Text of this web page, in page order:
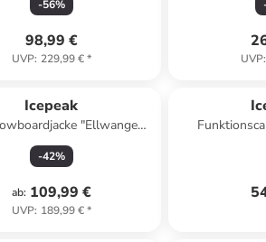
-56%
98,99 €
UVP: 229,99 €* UVP:
Icepeak
"Ellwangen"
in Schwarz
-42%
ab: 109,99 €
UVP: 189,99 €*